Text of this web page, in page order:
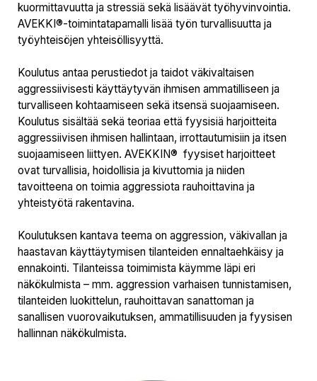
kuormittavuutta ja stressiä sekä lisäävät työhyvinvointia.
AVEKKI®-toimintatapamalli lisää työn turvallisuutta ja
työyhteisöjen yhteisöllisyyttä.
Koulutus antaa perustiedot ja taidot väkivaltaisen
aggressiivisesti käyttäytyvän ihmisen ammatilliseen ja
turvalliseen kohtaamiseen sekä itsensä suojaamiseen.
Koulutus sisältää sekä teoriaa että fyysisiä harjoitteita
aggressiivisen ihmisen hallintaan, irrottautumisiin ja itsen
suojaamiseen liittyen. AVEKKIN® fyysiset harjoitteet
ovat turvallisia, hoidollisia ja kivuttomia ja niiden
tavoitteena on toimia aggressiota rauhoittavina ja
yhteistyötä rakentavina.
Koulutuksen kantava teema on aggression, väkivallan ja
haastavan käyttäytymisen tilanteiden ennaltaehkäisy ja
ennakointi. Tilanteissa toimimista käymme läpi eri
näkökulmista – mm. aggression varhaisen tunnistamisen,
tilanteiden luokittelun, rauhoittavan sanattoman ja
sanallisen vuorovaikutuksen, ammatillisuuden ja fyysisen
hallinnan näkökulmista.